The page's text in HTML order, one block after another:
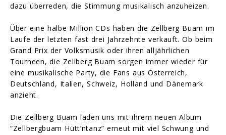
dazu überreden, die Stimmung musikalisch anzuheizen.
Über eine halbe Million CDs haben die Zellberg Buam im
Laufe der letzten fast drei Jahrzehnte verkauft. Ob beim
Grand Prix der Volksmusik oder ihren alljährlichen
Tourneen, die Zellberg Buam sorgen immer wieder für
eine musikalische Party, die Fans aus Österreich,
Deutschland, Italien, Schweiz, Holland und Dänemark
anzieht.
Die Zellberg Buam laden uns mit ihrem neuen Album
“Zellbergbuam Hütt’ntanz” erneut mit viel Schwung und